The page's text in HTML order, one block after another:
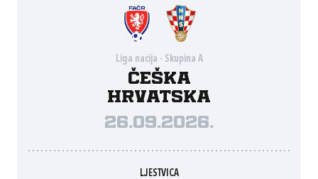
Liga nacija - Skupina A
Češka
Hrvatska
26.09.2026.
LJESTVICA